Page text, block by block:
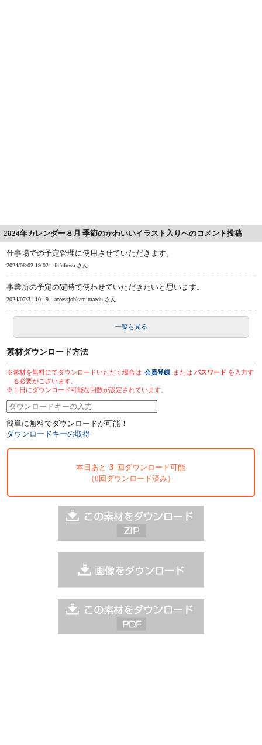
2024年カレンダー８月 季節のかわいいイラスト入りへのコメント投稿
仕事場での予定管理に使用させていただきます。
2024/08/02 19:02 fufufuwa さん
事業所の予定の定時で使わせていただきたいと思います。
2024/07/31 10:19 accessjobkamimaedu さん
一覧を見る
素材ダウンロード方法
※素材を無料にてダウンロードいただく場合は 会員登録 またはパスワード を入力す
る必要がございます。
※１日にダウンロード可能な回数が設定されています。
簡単に無料でダウンロードが可能！
ダウンロードキーの取得
本日あと 3 回ダウンロード可能
（0回ダウンロード済み）